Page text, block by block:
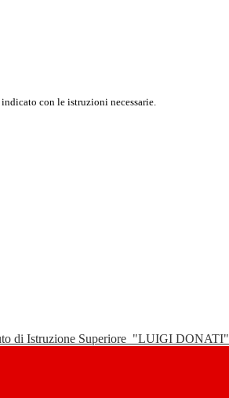
con le istruzioni necessarie.
di Istruzione Superiore "LUIGI DONATI"